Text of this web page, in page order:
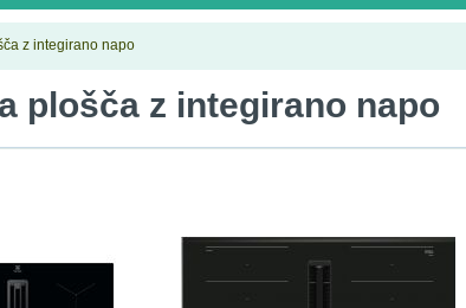
z integirano napo
plošča z integirano napo